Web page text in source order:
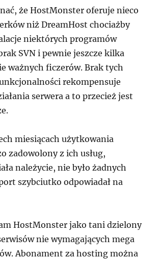
że HostMonster oferuje nieco
niż DreamHost chociażby
niektórych programów
SVN i pewnie jeszcze kilka
ważnych ficzerów. Brak tych
rekompensuje
serwera a to przecież jest
miesiącach użytkowania
zadowolony z ich usług,
należycie, nie było żadnych
szybciutko odpowiadał na
HostMonster jako tani dzielony
nie wymagających mega
Abonament za hosting można